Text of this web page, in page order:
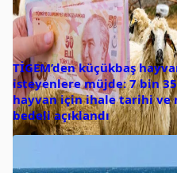
TİGEM’den küçükbaş
isteyenlere müjde: 7 bin
hayvan için ihale tarihi ve
bedeli açıklandı